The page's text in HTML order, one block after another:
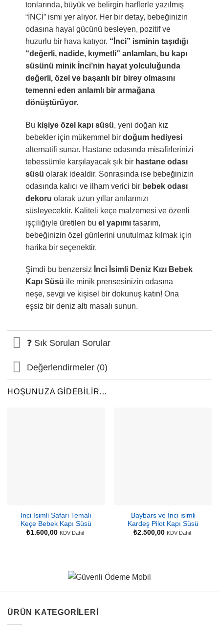
tonlarında, büyük ve belirgin harflerle yazılmış
“İNCİ” ismi yer alıyor. Her bir detay, bebeğinizin
odasına hayal gücünü besleyen, pozitif ve
huzurlu bir hava katıyor. “İnci” isminin taşıdığı
“değerli, nadide, kıymetli” anlamları, bu kapı
süsünü minik İnci’nin hayat yolculuğunda
değerli, özel ve başarılı bir birey olmasını
temenni eden anlamlı bir armağana
dönüştürüyor.
Bu kişiye özel kapı süsü, yeni doğan kız
bebekler için mükemmel bir doğum hediyesi
alternatifi sunar. Hastane odasında misafirlerinizi
tebessümle karşılayacak şık bir hastane odası
süsü olarak idealdir. Sonrasında ise bebeğinizin
odasında kalıcı ve ilham verici bir bebek odası
dekoru olarak uzun yıllar anılarınızı
süsleyecektir. Kaliteli keçe malzemesi ve özenli
işçiliğiyle üretilen bu el yapımıtasarım,
bebeğinizin özel günlerini unutulmaz kılmak için
harika bir seçenektir.
Şimdi bu benzersiz İnci İsimli Deniz Kızı Bebek
Kapı Süsü ile minik prensesinizin odasına
neşe, sevgi ve kişisel bir dokunuş katın! Ona
eşsiz bir deniz altı masalı sunun.
❓ Sık Sorulan Sorular
Değerlendirmeler (0)
HOŞUNUZA GIDEBILIR…
İnci İsimli Safari Temalı
Keçe Bebek Kapı Süsü
₺1.600,00 KDV Dahil
Baybars ve İnci isimli
Kardeş Pilot Kapı Süsü
₺2.500,00 KDV Dahil
ÜRÜN KATEGORILERI